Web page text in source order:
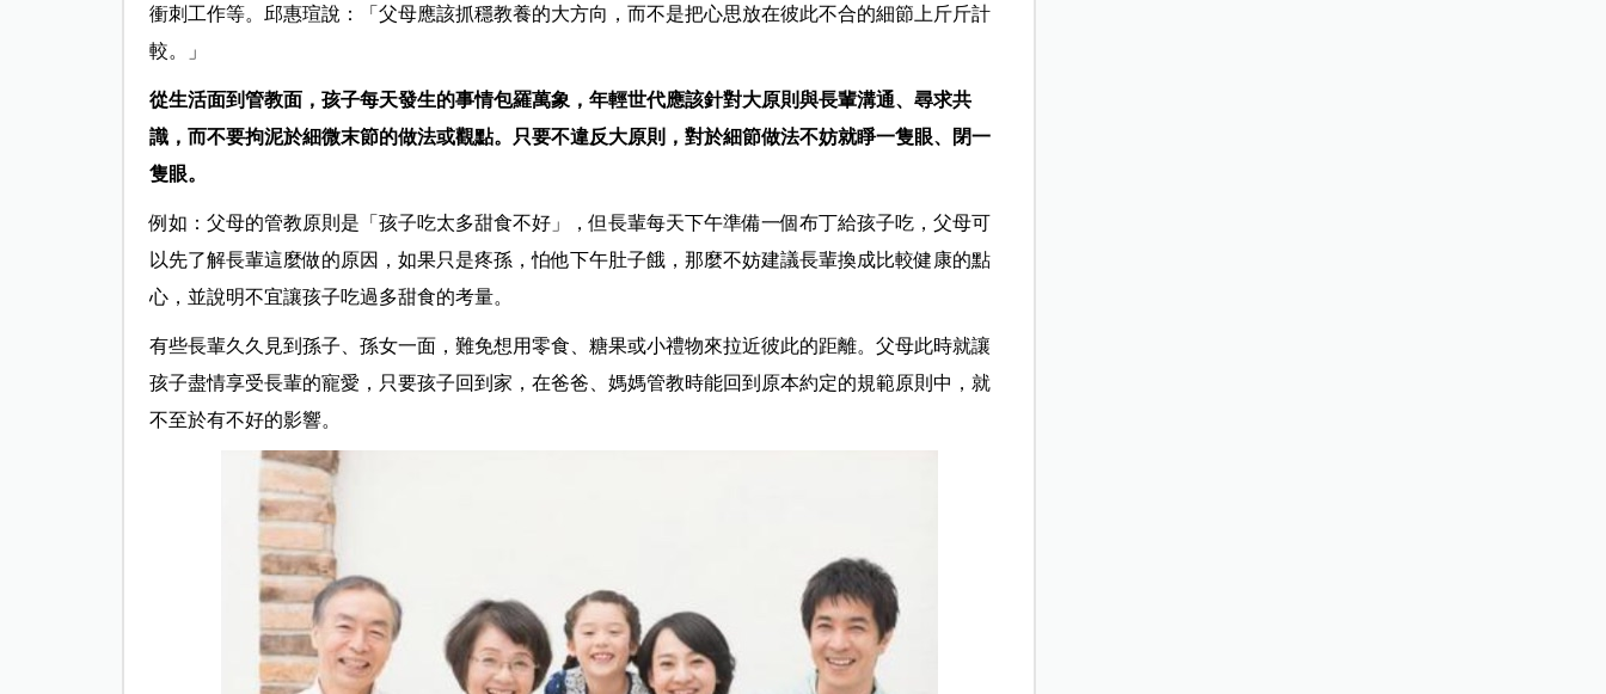
衝刺工作等。邱惠瑄說：「父母應該抓穩教養的大方向，而不是把心思放在彼此不合的細節上斤斤計
較。」
從生活面到管教面，孩子每天發生的事情包羅萬象，年輕世代應該針對大原則與長輩溝通、尋求共
識，而不要拘泥於細微末節的做法或觀點。只要不違反大原則，對於細節做法不妨就睜一隻眼、閉一
隻眼。
例如：父母的管教原則是「孩子吃太多甜食不好」，但長輩每天下午準備一個布丁給孩子吃，父母可
以先了解長輩這麼做的原因，如果只是疼孫，怕他下午肚子餓，那麼不妨建議長輩換成比較健康的點
心，並說明不宜讓孩子吃過多甜食的考量。
有些長輩久久見到孫子、孫女一面，難免想用零食、糖果或小禮物來拉近彼此的距離。父母此時就讓
孩子盡情享受長輩的寵愛，只要孩子回到家，在爸爸、媽媽管教時能回到原本約定的規範原則中，就
不至於有不好的影響。